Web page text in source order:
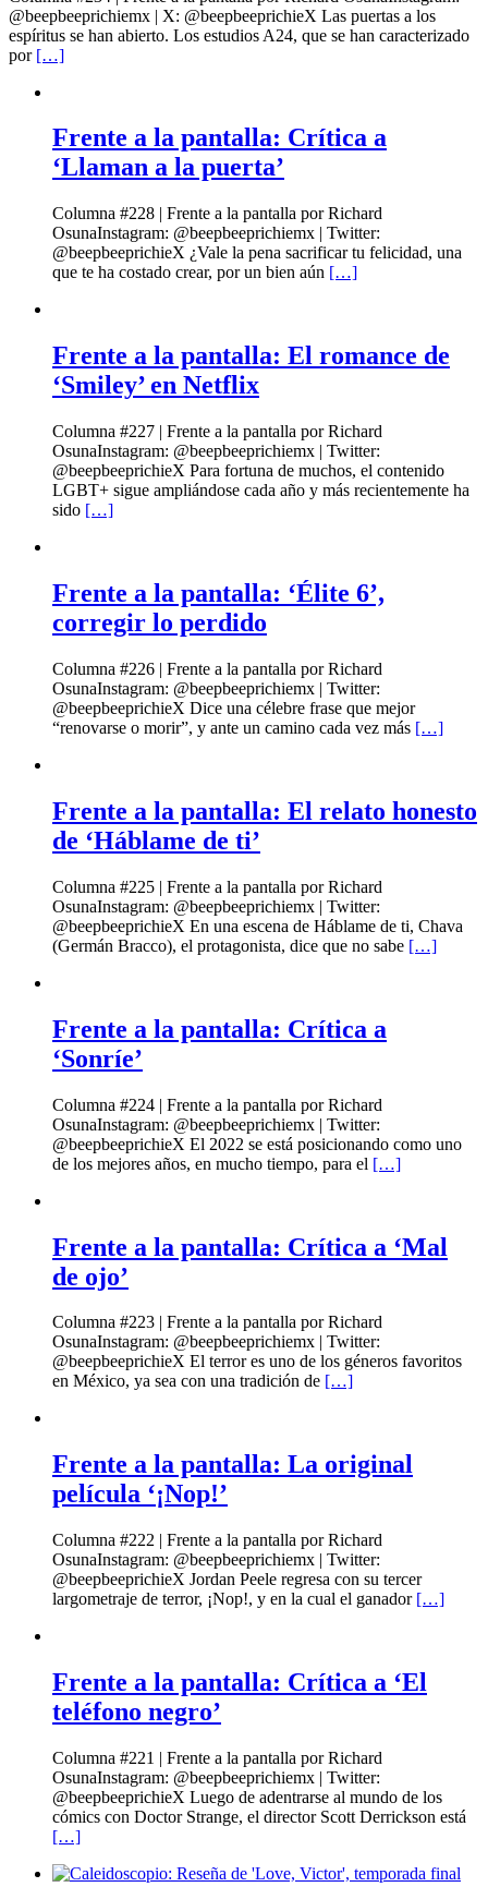
@beepbeeprichiemx | X: @beepbeeprichieX Las puertas a los
espíritus se han abierto. Los estudios A24, que se han caracterizado
por […]
Frente a la pantalla: Crítica a
‘Llaman a la puerta’
Columna #228 | Frente a la pantalla por Richard
OsunaInstagram: @beepbeeprichiemx | Twitter:
@beepbeeprichieX ¿Vale la pena sacrificar tu felicidad, una
que te ha costado crear, por un bien aún […]
Frente a la pantalla: El romance de
‘Smiley’ en Netflix
Columna #227 | Frente a la pantalla por Richard
OsunaInstagram: @beepbeeprichiemx | Twitter:
@beepbeeprichieX Para fortuna de muchos, el contenido
LGBT+ sigue ampliándose cada año y más recientemente ha
sido […]
Frente a la pantalla: ‘Élite 6’,
corregir lo perdido
Columna #226 | Frente a la pantalla por Richard
OsunaInstagram: @beepbeeprichiemx | Twitter:
@beepbeeprichieX Dice una célebre frase que mejor
“renovarse o morir”, y ante un camino cada vez más […]
Frente a la pantalla: El relato honesto
de ‘Háblame de ti’
Columna #225 | Frente a la pantalla por Richard
OsunaInstagram: @beepbeeprichiemx | Twitter:
@beepbeeprichieX En una escena de Háblame de ti, Chava
(Germán Bracco), el protagonista, dice que no sabe […]
Frente a la pantalla: Crítica a
‘Sonríe’
Columna #224 | Frente a la pantalla por Richard
OsunaInstagram: @beepbeeprichiemx | Twitter:
@beepbeeprichieX El 2022 se está posicionando como uno
de los mejores años, en mucho tiempo, para el […]
Frente a la pantalla: Crítica a ‘Mal
de ojo’
Columna #223 | Frente a la pantalla por Richard
OsunaInstagram: @beepbeeprichiemx | Twitter:
@beepbeeprichieX El terror es uno de los géneros favoritos
en México, ya sea con una tradición de […]
Frente a la pantalla: La original
película ‘¡Nop!’
Columna #222 | Frente a la pantalla por Richard
OsunaInstagram: @beepbeeprichiemx | Twitter:
@beepbeeprichieX Jordan Peele regresa con su tercer
largometraje de terror, ¡Nop!, y en la cual el ganador […]
Frente a la pantalla: Crítica a ‘El
teléfono negro’
Columna #221 | Frente a la pantalla por Richard
OsunaInstagram: @beepbeeprichiemx | Twitter:
@beepbeeprichieX Luego de adentrarse al mundo de los
cómics con Doctor Strange, el director Scott Derrickson está
[…]